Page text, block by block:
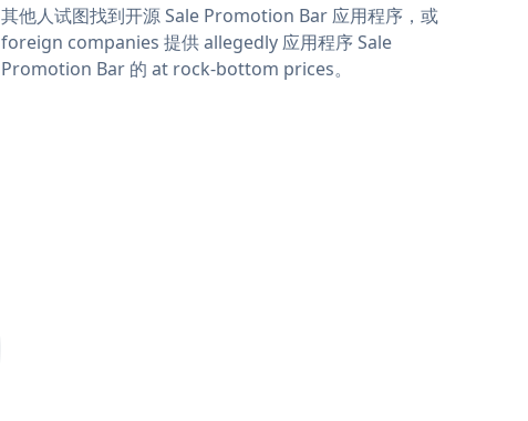
其他人试图找到开源 Sale Promotion Bar 应用程序，或
foreign companies 提供 allegedly 应用程序 Sale
Promotion Bar 的 at rock-bottom prices。